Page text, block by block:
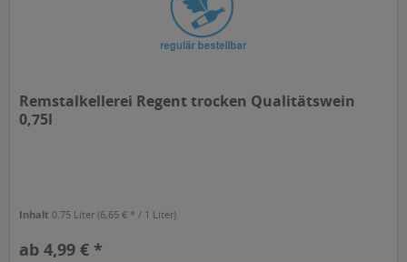
Remstalkellerei Regent trocken Qualitätswein
0,75l
Inhalt0.75 Liter(6,65 € * / 1 Liter)
ab 4,99 € *